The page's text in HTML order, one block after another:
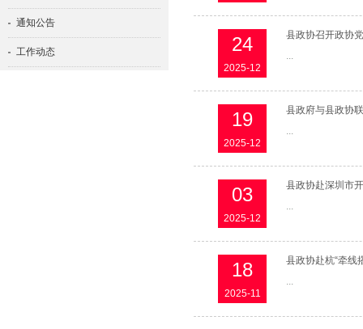
通知公告
工作动态 24
2025-12
县政协召开政协
...
19
2025-12
县政府与县政协
...
03
2025-12
县政协赴深圳市
...
18
2025-11
县政协赴杭“牵线
...